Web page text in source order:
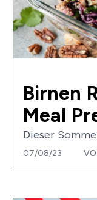
Birnen
Meal
Dieser
07/08/23